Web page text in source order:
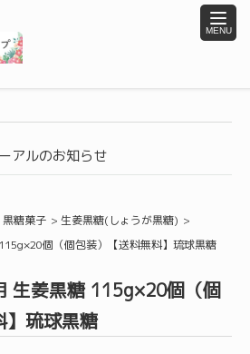
toggle
アルのお知らせ
黒糖菓子
生姜黒糖(しょうが黒糖)
個（個包装）【送料無料】琉球黒糖
生姜黒糖 115g×20個（個
】琉球黒糖